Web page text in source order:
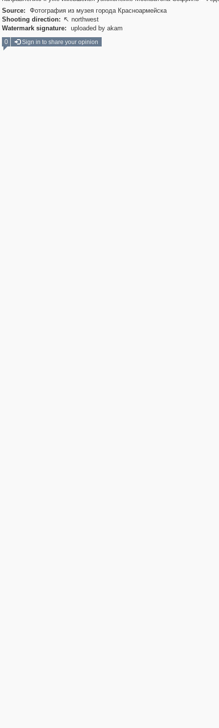
Source:
Фотография из музея города Красноармейска
Shooting direction:  northwest
Watermark signature:
uploaded by akam
0
Sign in to share your opinion